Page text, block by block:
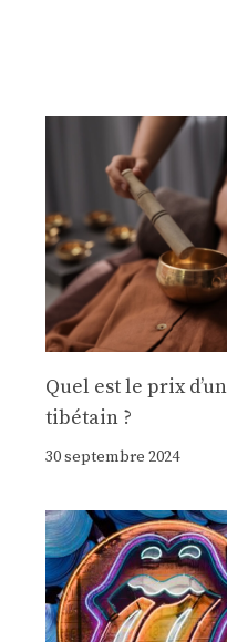
Quel est le prix
tibétain ?
30 septembre 2024